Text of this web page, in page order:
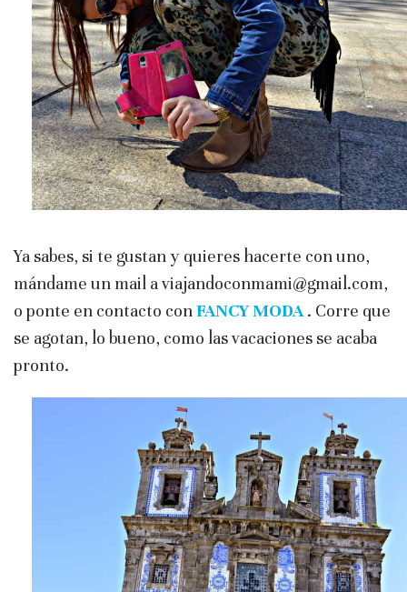
Ya sabes, si te gustan y quieres hacerte con uno,
mándame un mail a viajandoconmami@gmail.com,
o ponte en contacto con FANCY MODA . Corre que
se agotan, lo bueno, como las vacaciones se acaba
pronto.